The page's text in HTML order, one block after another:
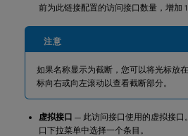
前为此链接配置的访问接口数量，增加 1
注意
如果名称显示为截断，您可以将光标放
标向右或向左滚动以查看截断部分。
虚拟接口 — 此访问接口使用的虚拟接口
口下拉菜单中选择一个条目。